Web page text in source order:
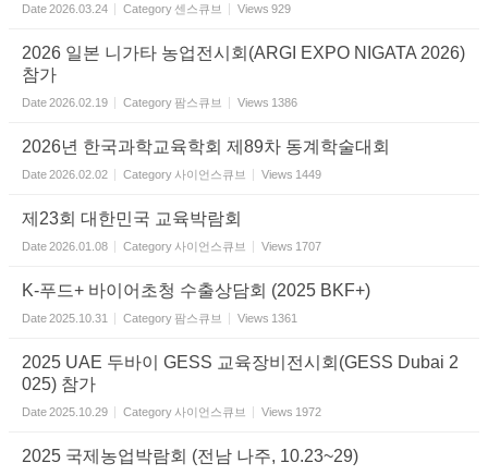
Date2026.03.24 Category 센스큐브 Views 929
2026 일본 니가타 농업전시회(ARGI EXPO NIGATA 2026)
참가
Date2026.02.19 Category 팜스큐브 Views 1386
2026년 한국과학교육학회 제89차 동계학술대회
Date2026.02.02 Category 사이언스큐브 Views 1449
제23회 대한민국 교육박람회
Date2026.01.08 Category 사이언스큐브 Views 1707
K-푸드+ 바이어초청 수출상담회 (2025 BKF+)
Date2025.10.31 Category 팜스큐브 Views 1361
2025 UAE 두바이 GESS 교육장비전시회(GESS Dubai 2
025) 참가
Date2025.10.29 Category 사이언스큐브 Views 1972
2025 국제농업박람회 (전남 나주, 10.23~29)